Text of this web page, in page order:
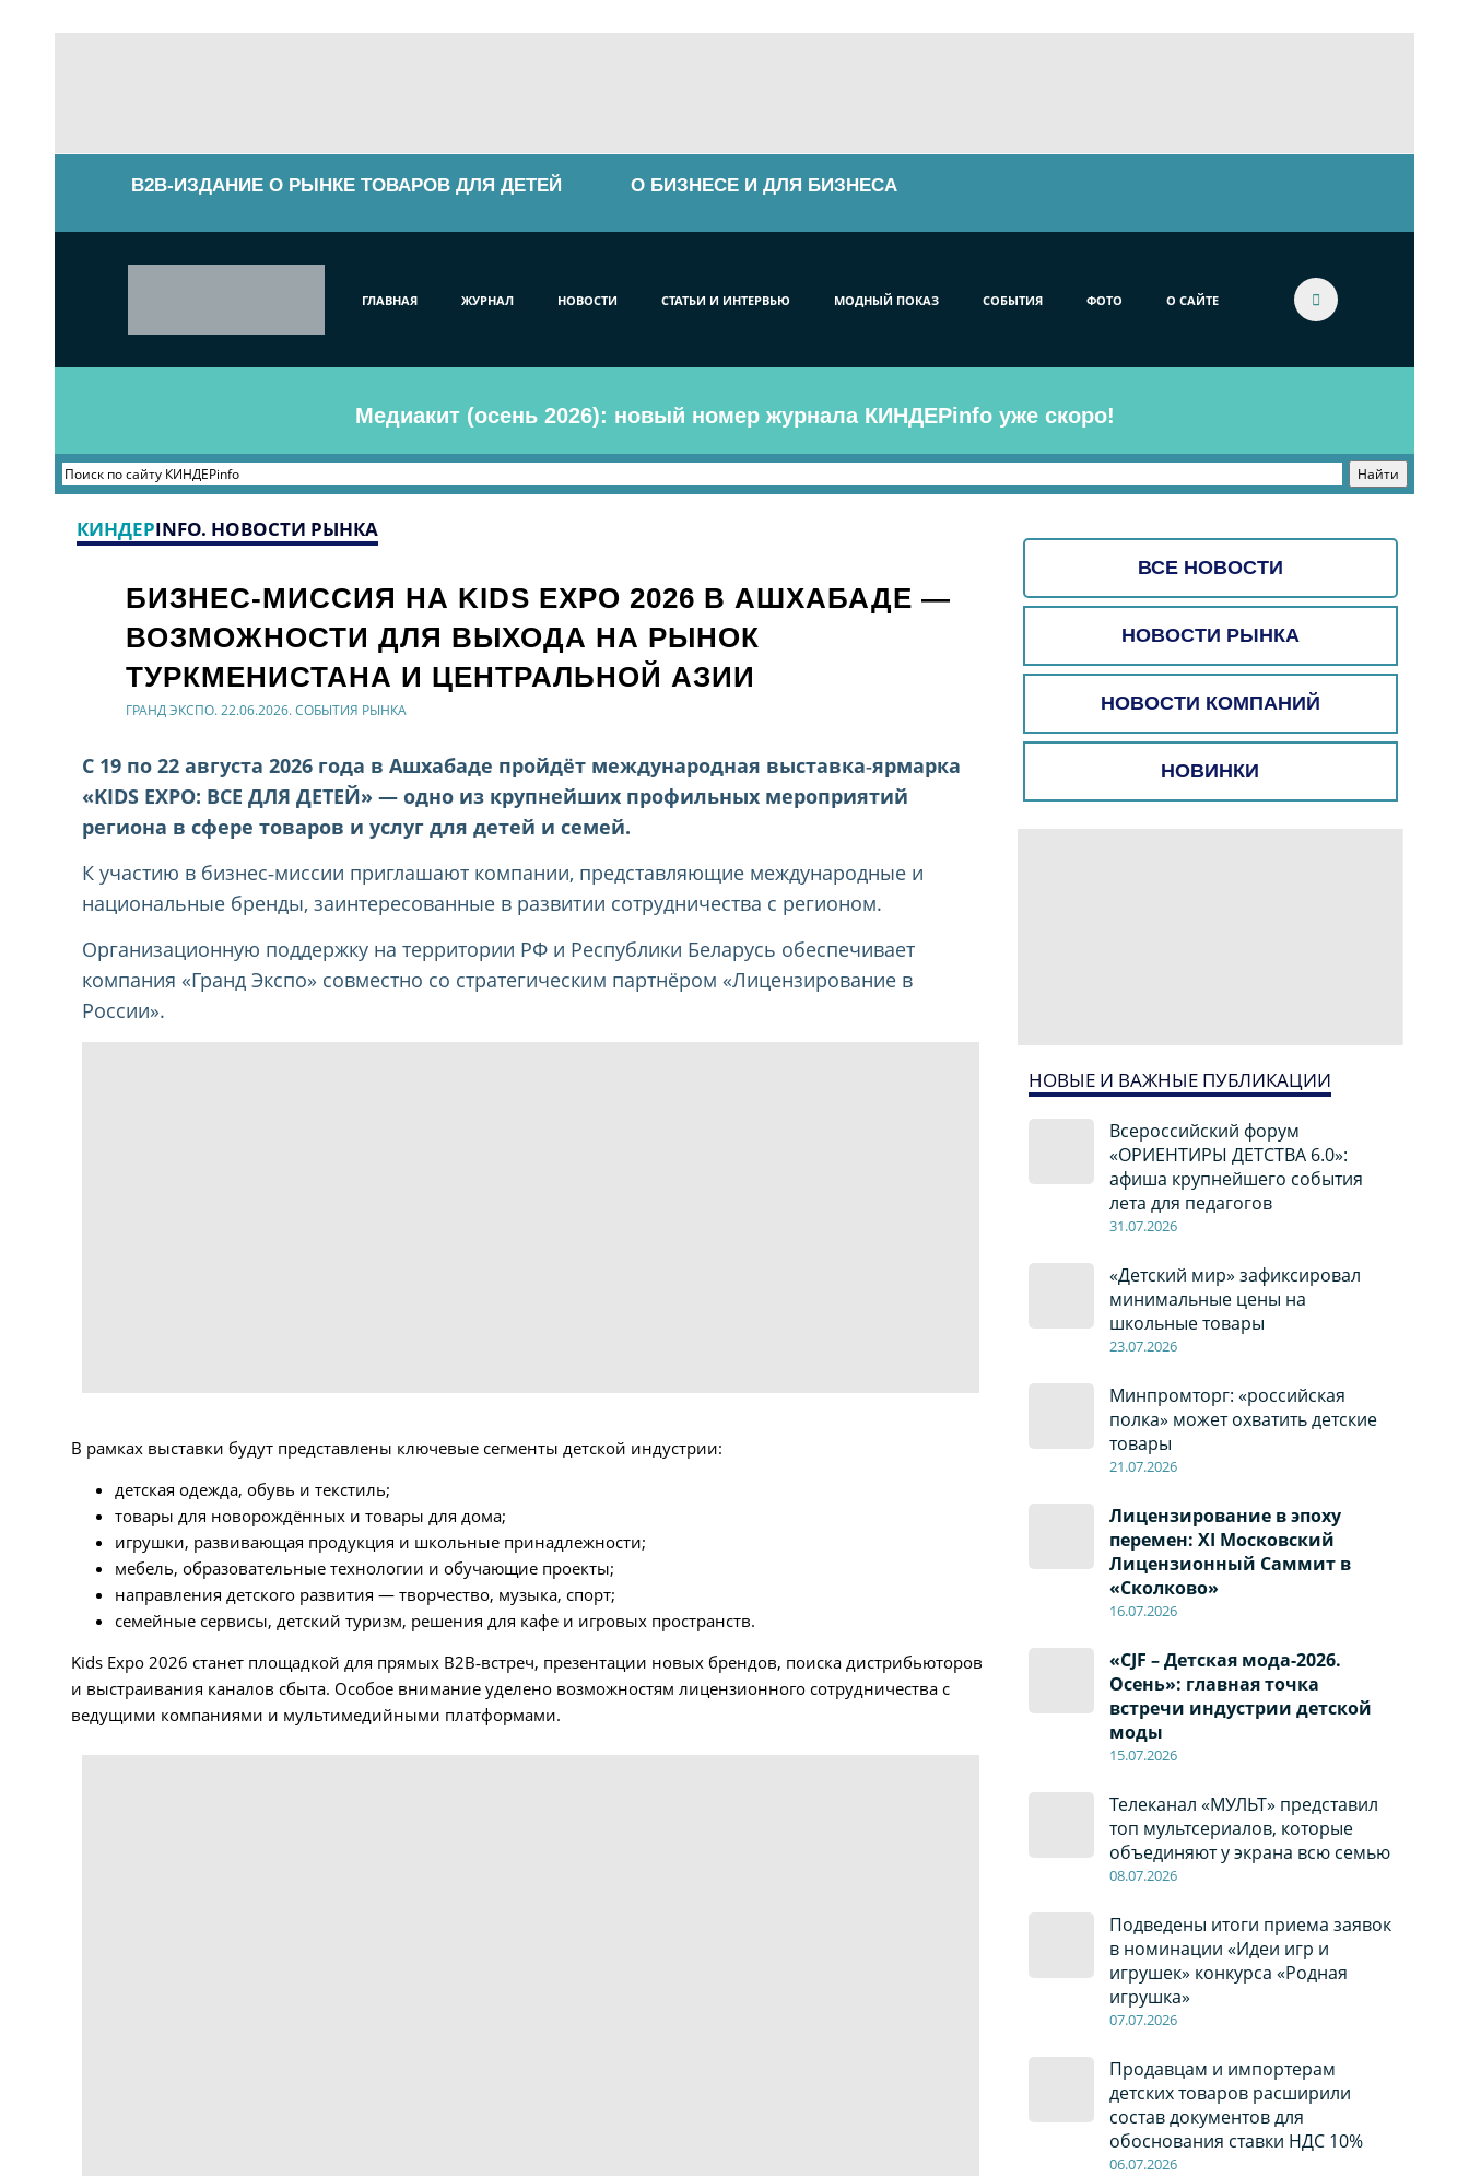
B2B-ИЗДАНИЕ О РЫНКЕ ТОВАРОВ ДЛЯ ДЕТЕЙ О БИЗНЕСЕ И ДЛЯ БИЗНЕСА
ГЛАВНАЯ ЖУРНАЛ НОВОСТИ СТАТЬИ И ИНТЕРВЬЮ МОДНЫЙ ПОКАЗ СОБЫТИЯ ФОТО О САЙТЕ
Медиакит (осень 2026): новый номер журнала КИНДЕРinfo уже скоро!
ВСЕ НОВОСТИ
НОВОСТИ РЫНКА
НОВОСТИ КОМПАНИЙ
НОВИНКИ
НОВЫЕ И ВАЖНЫЕ ПУБЛИКАЦИИ
Всероссийский форум
«ОРИЕНТИРЫ ДЕТСТВА 6.0»:
афиша крупнейшего события
лета для педагогов
31.07.2026
«Детский мир» зафиксировал
минимальные цены на
школьные товары
23.07.2026
Минпромторг: «российская
полка» может охватить детские
товары
21.07.2026
Лицензирование в эпоху
перемен: XI Московский
Лицензионный Саммит в
«Сколково»
16.07.2026
«CJF – Детская мода-2026.
Осень»: главная точка
встречи индустрии детской
моды
15.07.2026
Телеканал «МУЛЬТ» представил
топ мультсериалов, которые
объединяют у экрана всю семью
08.07.2026
Подведены итоги приема заявок
в номинации «Идеи игр и
игрушек» конкурса «Родная
игрушка»
07.07.2026
Продавцам и импортерам
детских товаров расширили
состав документов для
обоснования ставки НДС 10%
06.07.2026
КИНДЕРINFO. НОВОСТИ РЫНКА
БИЗНЕС‑МИССИЯ НА KIDS EXPO 2026 В АШХАБАДЕ —
ВОЗМОЖНОСТИ ДЛЯ ВЫХОДА НА РЫНОК
ТУРКМЕНИСТАНА И ЦЕНТРАЛЬНОЙ АЗИИ
ГРАНД ЭКСПО. 22.06.2026. СОБЫТИЯ РЫНКА
С 19 по 22 августа 2026 года в Ашхабаде пройдёт международная выставка‑ярмарка
«KIDS EXPO: ВСЕ ДЛЯ ДЕТЕЙ» — одно из крупнейших профильных мероприятий
региона в сфере товаров и услуг для детей и семей.
К участию в бизнес‑миссии приглашают компании, представляющие международные и
национальные бренды, заинтересованные в развитии сотрудничества с регионом.
Организационную поддержку на территории РФ и Республики Беларусь обеспечивает
компания «Гранд Экспо» совместно со стратегическим партнёром «Лицензирование в
России».
В рамках выставки будут представлены ключевые сегменты детской индустрии:
детская одежда, обувь и текстиль;
товары для новорождённых и товары для дома;
игрушки, развивающая продукция и школьные принадлежности;
мебель, образовательные технологии и обучающие проекты;
направления детского развития — творчество, музыка, спорт;
семейные сервисы, детский туризм, решения для кафе и игровых пространств.
Kids Expo 2026 станет площадкой для прямых B2B‑встреч, презентации новых брендов, поиска дистрибьюторов
и выстраивания каналов сбыта. Особое внимание уделено возможностям лицензионного сотрудничества с
ведущими компаниями и мультимедийными платформами.